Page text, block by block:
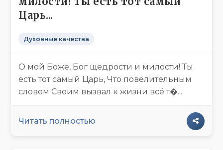
Царь...
Духовные качества
О мой Боже, Бог щедрости и милости! Ты
есть тот самый Царь, Что повелительным
словом Своим вызвал к жизни всё т�...
Читать полностью